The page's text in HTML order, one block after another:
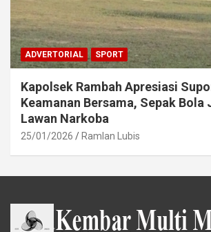
ADVERTORIAL SPORT
Kapolsek Rambah Apresiasi
Keamanan Bersama, Sepak Bola
Lawan Narkoba
25/01/2026 Ramlan Lubis